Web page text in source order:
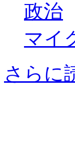
政治
マイ
さらに